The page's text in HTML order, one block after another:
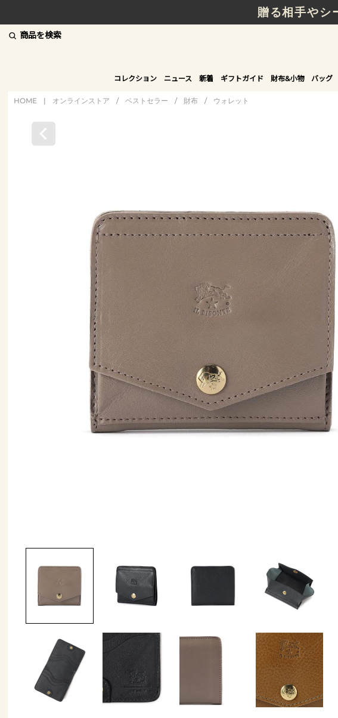
贈る相手やシ
商品を検索
コレクション ニュース 新着 ギフトガイド 財布&小物 バッグ
HOME | オンラインストア / ベストセラー / 財布 / ウォレット